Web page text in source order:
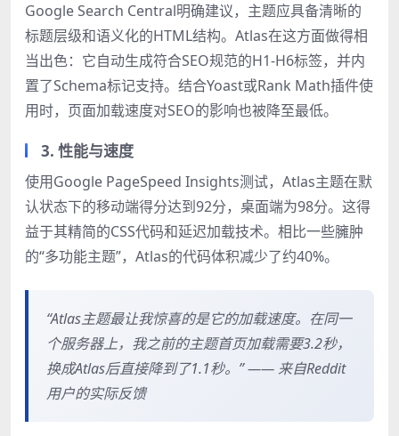
Google Search Central明确建议，主题应具备清晰的
标题层级和语义化的HTML结构。Atlas在这方面做得相
当出色：它自动生成符合SEO规范的H1-H6标签，并内
置了Schema标记支持。结合Yoast或Rank Math插件使
用时，页面加载速度对SEO的影响也被降至最低。
3. 性能与速度
使用Google PageSpeed Insights测试，Atlas主题在默
认状态下的移动端得分达到92分，桌面端为98分。这得
益于其精简的CSS代码和延迟加载技术。相比一些臃肿
的“多功能主题”，Atlas的代码体积减少了约40%。
“Atlas主题最让我惊喜的是它的加载速度。在同一
个服务器上，我之前的主题首页加载需要3.2秒，
换成Atlas后直接降到了1.1秒。” —— 来自Reddit
用户的实际反馈